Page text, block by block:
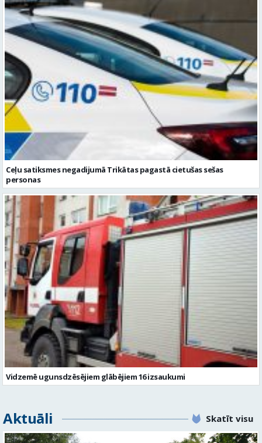
Ceļu satiksmes negadijumā Trikātas pagastā cietušas sešas
personas
Vidzemē ugunsdzēsējiem glābējiem 16 izsaukumi
Aktuāli Skatīt visu